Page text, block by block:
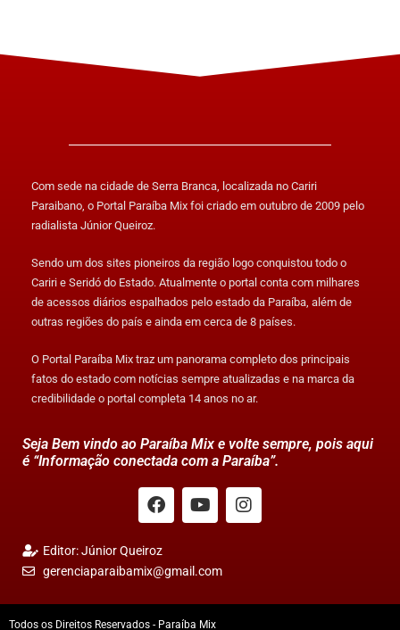
Com sede na cidade de Serra Branca, localizada no Cariri
Paraibano, o Portal Paraíba Mix foi criado em outubro de 2009 pelo
radialista Júnior Queiroz.
Sendo um dos sites pioneiros da região logo conquistou todo o
Cariri e Seridó do Estado. Atualmente o portal conta com milhares
de acessos diários espalhados pelo estado da Paraíba, além de
outras regiões do país e ainda em cerca de 8 países.
O Portal Paraíba Mix traz um panorama completo dos principais
fatos do estado com notícias sempre atualizadas e na marca da
credibilidade o portal completa 14 anos no ar.
Seja Bem vindo ao Paraíba Mix e volte sempre, pois aqui
é “Informação conectada com a Paraíba”.
Editor: Júnior Queiroz
gerenciaparaibamix@gmail.com
Todos os Direitos Reservados - Paraíba Mix